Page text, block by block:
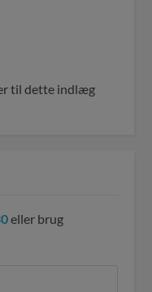
til dette indlæg
eller brug